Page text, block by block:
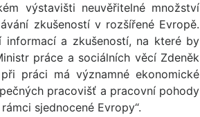
výstavišti neuvěřitelné množství
zkušeností v rozšířené Evropě.
a zkušeností, na které by
práce a sociálních věcí Zdeněk
práci má významné ekonomické
pracovišť a pracovní pohody
sjednocené Evropy“.